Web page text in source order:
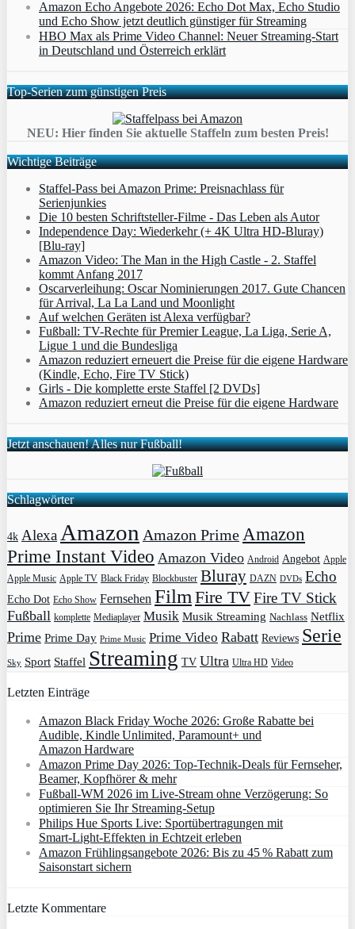
Amazon Echo Angebote 2026: Echo Dot Max, Echo Studio
und Echo Show jetzt deutlich günstiger für Streaming
HBO Max als Prime Video Channel: Neuer Streaming‑Start
in Deutschland und Österreich erklärt
Top-Serien zum günstigen Preis
NEU: Hier finden Sie aktuelle Staffeln zum besten Preis!
Wichtige Beiträge
Staffel-Pass bei Amazon Prime: Preisnachlass für
Serienjunkies
Die 10 besten Schriftsteller-Filme - Das Leben als Autor
Independence Day: Wiederkehr (+ 4K Ultra HD-Bluray)
[Blu-ray]
Amazon Video: The Man in the High Castle - 2. Staffel
kommt Anfang 2017
Oscarverleihung: Oscar Nominierungen 2017. Gute Chancen
für Arrival, La La Land und Moonlight
Auf welchen Geräten ist Alexa verfügbar?
Fußball: TV-Rechte für Premier League, La Liga, Serie A,
Ligue 1 und die Bundesliga
Amazon reduziert erneuert die Preise für die eigene Hardware
(Kindle, Echo, Fire TV Stick)
Girls - Die komplette erste Staffel [2 DVDs]
Amazon reduziert erneut die Preise für die eigene Hardware
Jetzt anschauen! Alles nur Fußball!
Schlagwörter
4k Alexa Amazon Amazon Prime Amazon
Prime Instant Video Amazon Video Android Angebot Apple
Apple Music Apple TV Black Friday Blockbuster Bluray DAZN DVDs Echo
Echo Dot Echo Show Fernsehen Film Fire TVFire TV Stick
Fußball komplette Mediaplayer Musik Musik Streaming Nachlass Netflix
Prime Prime Day Prime Music Prime Video Rabatt Reviews Serie
Sky Sport Staffel Streaming TV Ultra Ultra HD Video
Letzten Einträge
Amazon Black Friday Woche 2026: Große Rabatte bei
Audible, Kindle Unlimited, Paramount+ und
Amazon Hardware
Amazon Prime Day 2026: Top-Technik-Deals für Fernseher,
Beamer, Kopfhörer & mehr
Fußball-WM 2026 im Live-Stream ohne Verzögerung: So
optimieren Sie Ihr Streaming-Setup
Philips Hue Sports Live: Sportübertragungen mit
Smart‑Light‑Effekten in Echtzeit erleben
Amazon Frühlingsangebote 2026: Bis zu 45 % Rabatt zum
Saisonstart sichern
Letzte Kommentare